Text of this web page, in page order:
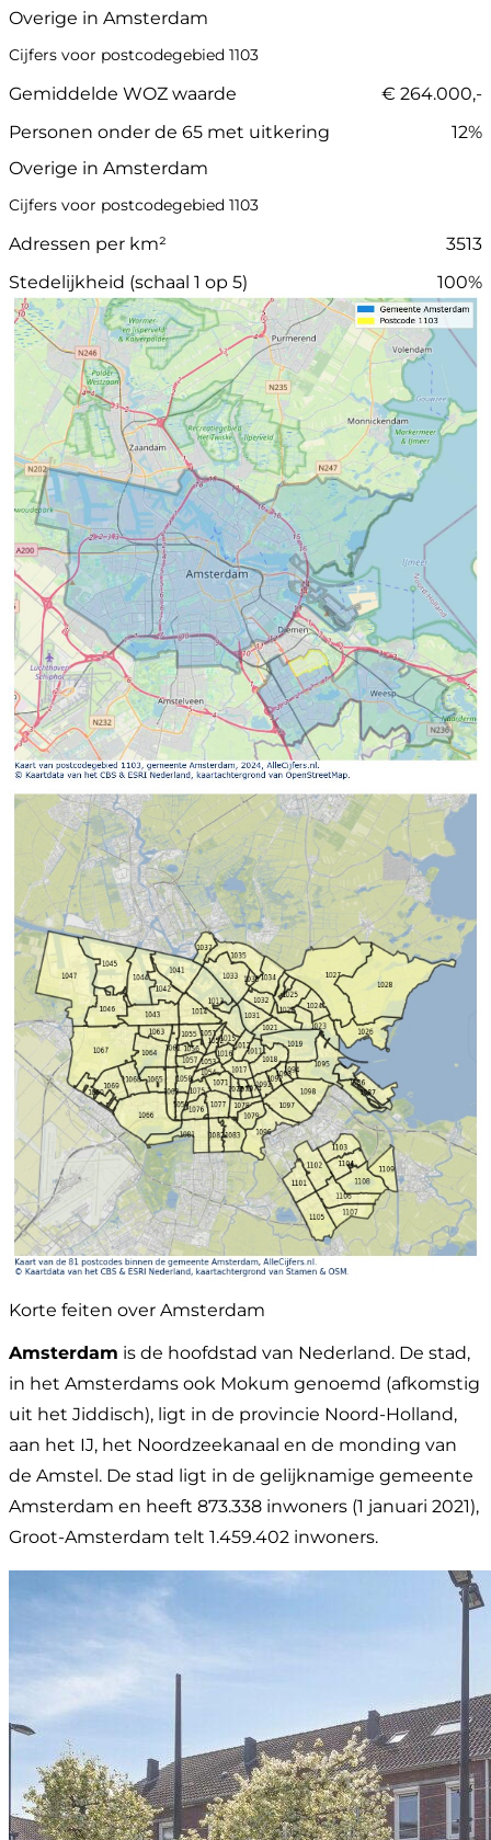
Overige in Amsterdam
Cijfers voor postcodegebied 1103
Gemiddelde WOZ waarde
€ 264.000,-
Personen onder de 65 met uitkering
12%
Overige in Amsterdam
Cijfers voor postcodegebied 1103
Adressen per km²
3513
Stedelijkheid (schaal 1 op 5)
100%
Korte feiten over Amsterdam
Amsterdam is de hoofdstad van Nederland. De stad,
in het Amsterdams ook Mokum genoemd (afkomstig
uit het Jiddisch), ligt in de provincie Noord-Holland,
aan het IJ, het Noordzeekanaal en de monding van
de Amstel. De stad ligt in de gelijknamige gemeente
Amsterdam en heeft 873.338 inwoners (1 januari 2021),
Groot-Amsterdam telt 1.459.402 inwoners.